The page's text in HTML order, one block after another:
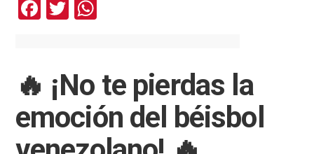
Facebook
TwitterWhatsApp
🔥 ¡No te pierdas la
emoción del béisbol